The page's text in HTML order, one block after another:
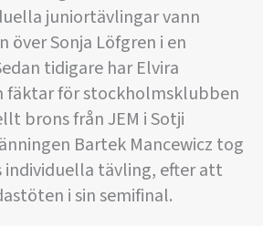
juniortävlingar vann
över Sonja Löfgren i en
tidigare har Elvira
fäktar för stockholmsklubben
brons från JEM i Sotji
Bartek Mancewicz tog
individuella tävling, efter att
i sin semifinal.